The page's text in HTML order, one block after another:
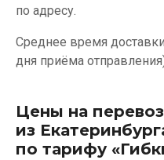
по адресу.
Среднее время
дня приёма
Цены на
из
по тарифу